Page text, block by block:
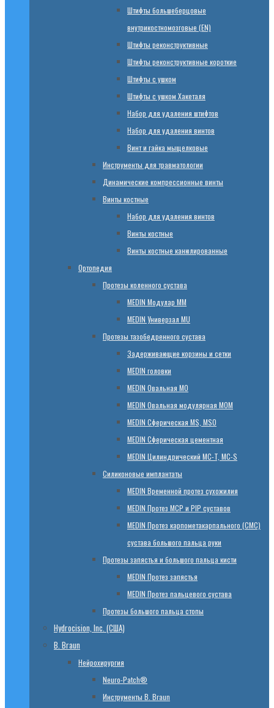
Штифты большеберцовые
внутрикостномозговые (EN)
Штифты реконструктивные
Штифты реконструктивные короткие
Штифты с ушком
Штифты с ушком Хакеталя
Набор для удаления штифтов
Набор для удаления винтов
Винт и гайка мыщелковые
Инструменты для травматологии
Динамические компрессионные винты
Винты костные
Набор для удаления винтов
Винты костные
Винты костные канюлированные
Ортопедия
Протезы коленного сустава
МЕDIN Модулар ММ
МЕDIN Универзал MU
Протезы тазобедренного сустава
Задерживающие корзины и сетки
МЕDIN головки
МЕDIN Овальная MО
МЕDIN Овальная модулярная MOM
МЕDIN Сферическая MS, MSO
МЕDIN Сферическая цементная
МЕDIN Цилиндрический MC-T, MC-S
Силиконовые имплантаты
МЕDIN Временной протез сухожилия
МЕDIN Протез MCP и PIP суставов
МЕDIN Протез карпометакарпального (СМС)
сустава большого пальца руки
Протезы запястья и большого пальца кисти
МЕDIN Протез запястья
МЕDIN Протез пальцевого сустава
Протезы большого пальца стопы
Hydrocision, Inc. (США)
B. Braun
Нейрохирургия
Neuro-Patch®
Инструменты B. Braun